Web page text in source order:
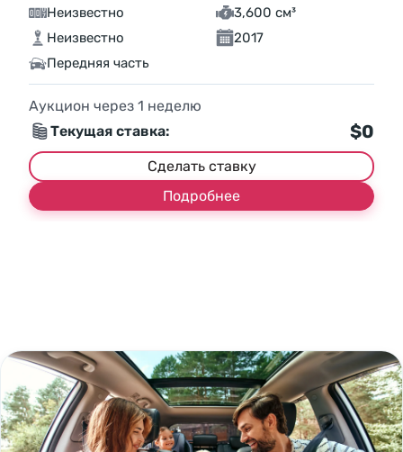
Неизвестно
3,600 см³
Неизвестно
2017
Передняя часть
Аукцион через 1 неделю
Текущая ставка:
$0
Сделать ставку
Подробнее